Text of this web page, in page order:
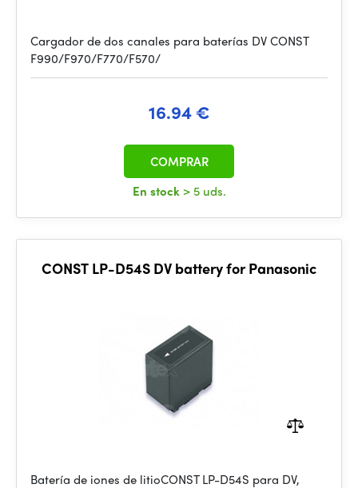
Cargador de dos canales para baterías DV CONST
F990/F970/F770/F570/
16.94 €
En stock > 5 uds.
COMPRAR
CONST LP-D54S DV battery for Panasonic
Batería de iones de litioCONST LP-D54S para DV,